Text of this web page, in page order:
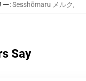
ー:Sesshōmaru メルク,
Say